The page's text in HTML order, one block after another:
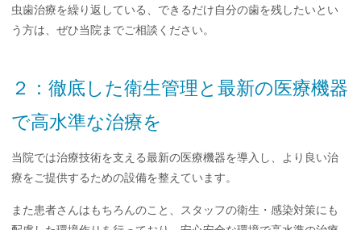
虫歯治療を繰り返している、できるだけ自分の歯を残したいとい
う方は、ぜひ当院までご相談ください。
２：徹底した衛生管理と最新の医療機器
で高水準な治療を
当院では治療技術を支える最新の医療機器を導入し、より良い治
療をご提供するための設備を整えています。
また患者さんはもちろんのこと、スタッフの衛生・感染対策にも